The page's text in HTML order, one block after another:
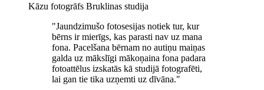
Kāzu fotogrāfs Bruklinas studija
"Jaundzimušo fotosesijas notiek tur, kur
bērns ir mierīgs, kas parasti nav uz mana
fona. Pacelšana bērnam no autiņu maiņas
galda uz mākslīgi mākoņaina fona padara
fotoattēlus izskatās kā studijā fotografēti,
lai gan tie tika uzņemti uz dīvāna."